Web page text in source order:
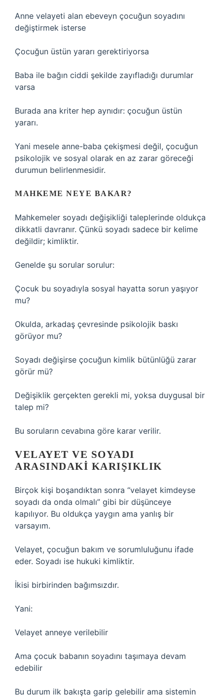
Anne velayeti alan ebeveyn çocuğun soyadını
değiştirmek isterse
Çocuğun üstün yararı gerektiriyorsa
Baba ile bağın ciddi şekilde zayıfladığı durumlar
varsa
Burada ana kriter hep aynıdır: çocuğun üstün
yararı.
Yani mesele anne-baba çekişmesi değil, çocuğun
psikolojik ve sosyal olarak en az zarar göreceği
durumun belirlenmesidir.
MAHKEME NEYE BAKAR?
Mahkemeler soyadı değişikliği taleplerinde oldukça
dikkatli davranır. Çünkü soyadı sadece bir kelime
değildir; kimliktir.
Genelde şu sorular sorulur:
Çocuk bu soyadıyla sosyal hayatta sorun yaşıyor
mu?
Okulda, arkadaş çevresinde psikolojik baskı
görüyor mu?
Soyadı değişirse çocuğun kimlik bütünlüğü zarar
görür mü?
Değişiklik gerçekten gerekli mi, yoksa duygusal bir
talep mi?
Bu soruların cevabına göre karar verilir.
VELAYET VE SOYADI
ARASINDAKI KARIŞIKLIK
Birçok kişi boşandıktan sonra “velayet kimdeyse
soyadı da onda olmalı” gibi bir düşünceye
kapılıyor. Bu oldukça yaygın ama yanlış bir
varsayım.
Velayet, çocuğun bakım ve sorumluluğunu ifade
eder. Soyadı ise hukuki kimliktir.
İkisi birbirinden bağımsızdır.
Yani:
Velayet anneye verilebilir
Ama çocuk babanın soyadını taşımaya devam
edebilir
Bu durum ilk bakışta garip gelebilir ama sistemin